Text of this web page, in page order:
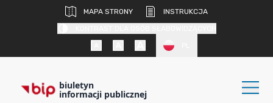
MAPA STRONY
INSTRUKCJA
biuletyn
informacji publicznej